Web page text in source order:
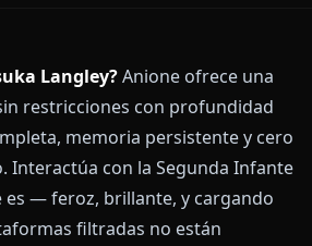
Langley?Anione ofrece una
restricciones con profundidad
memoria persistente y cero
Interactúa con la Segunda Infante
— feroz, brillante, y cargando
filtradas no están